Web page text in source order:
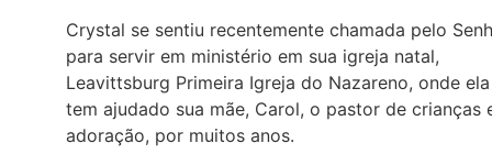
Crystal se sentiu recentemente chamada pelo
para servir em ministério em sua igreja natal,
Leavittsburg Primeira Igreja do Nazareno, onde ela
tem ajudado sua mãe, Carol, o pastor de crianças
adoração, por muitos anos.